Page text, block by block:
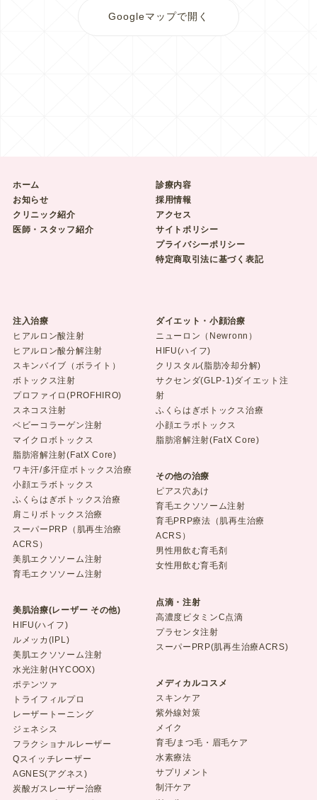
Googleマップで開く
ホーム
お知らせ
クリニック紹介
医師・スタッフ紹介
診療内容
採用情報
アクセス
サイトポリシー
プライバシーポリシー
特定商取引法に基づく表記
注入治療
ヒアルロン酸注射
ヒアルロン酸分解注射
スキンバイブ（ボライト）
ボトックス注射
プロファイロ(PROFHIRO)
スネコス注射
ベビーコラーゲン注射
マイクロボトックス
脂肪溶解注射(FatX Core)
ワキ汗/多汗症ボトックス治療
小顔エラボトックス
ふくらはぎボトックス治療
肩こりボトックス治療
スーパーPRP（肌再生治療
ACRS）
美肌エクソソーム注射
育毛エクソソーム注射
美肌治療(レーザー その他)
HIFU(ハイフ)
ルメッカ(IPL)
美肌エクソソーム注射
水光注射(HYCOOX)
ポテンツァ
トライフィルプロ
レーザートーニング
ジェネシス
フラクショナルレーザー
Qスイッチレーザー
AGNES(アグネス)
炭酸ガスレーザー治療
ダイエット・小顔治療
ニューロン（Newronn）
HIFU(ハイフ)
クリスタル(脂肪冷却分解)
サクセンダ(GLP-1)ダイエット注
射
ふくらはぎボトックス治療
小顔エラボトックス
脂肪溶解注射(FatX Core)
その他の治療
ピアス穴あけ
育毛エクソソーム注射
育毛PRP療法（肌再生治療
ACRS）
男性用飲む育毛剤
女性用飲む育毛剤
点滴・注射
高濃度ビタミンC点滴
プラセンタ注射
スーパーPRP(肌再生治療ACRS)
メディカルコスメ
スキンケア
紫外線対策
メイク
育毛/まつ毛・眉毛ケア
水素療法
サプリメント
制汗ケア